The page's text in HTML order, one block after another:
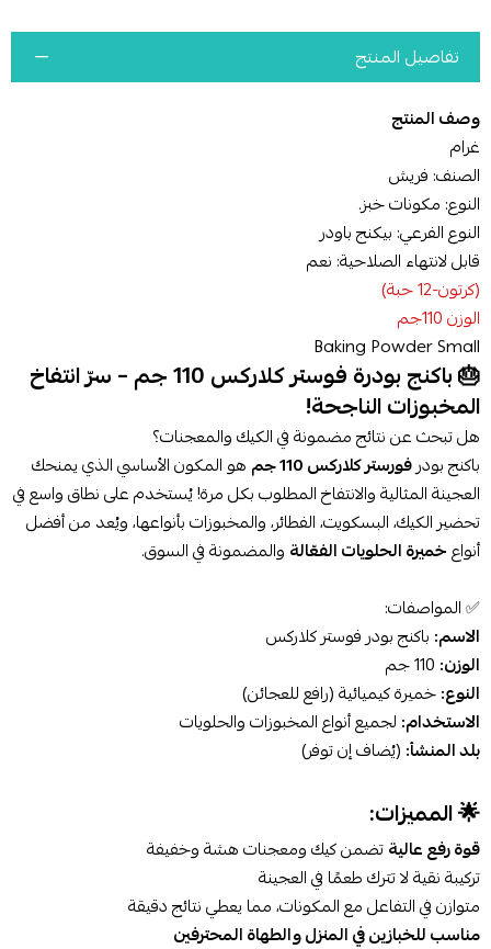
تفاصيل المنتج
وصف المنتج
غرام
الصنف: فريش
النوع: مكونات خبز.
النوع الفرعي: بيكنج باودر
قابل لانتهاء الصلاحية: نعم
(كرتون-12 حبة)
الوزن 110جم
Baking Powder Small
🎂 باكنج بودرة فوستر كلاركس 110 جم – سرّ انتفاخ
المخبوزات الناجحة!
هل تبحث عن نتائج مضمونة في الكيك والمعجنات؟
باكنج بودرفورستر كلاركس 110 جم
هو المكون الأساسي الذي يمنحك
العجينة المثالية والانتفاخ المطلوب بكل مرة! يُستخدم على نطاق واسع في
تحضير الكيك، البسكويت، الفطائر، والمخبوزات بأنواعها، ويُعد من أفضل
أنواعخميرة الحلويات الفعّالة والمضمونة في السوق.
✅ المواصفات:
الاسم: باكنج بودر فوستر كلاركس
الوزن:
النوع:خميرة كيميائية (رافع للعجائن)
الاستخدام: لجميع أنواع المخبوزات والحلويات
بلد المنشأ: (يُضاف إن توفر)
🌟 المميزات:
قوة رفع عاليةتضمن كيك ومعجنات هشة وخفيفة
تركيبة نقية لا تترك طعمًا في العجينة
متوازن في التفاعل مع المكونات، مما يعطي نتائج دقيقة
مناسب للخبازين في المنزل والطهاة المحترفين